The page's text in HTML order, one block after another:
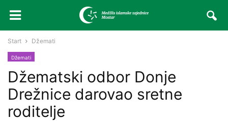
Start Džemati
Džemati
Džematski odbor Donje
Drežnice darovao sretne
roditelje